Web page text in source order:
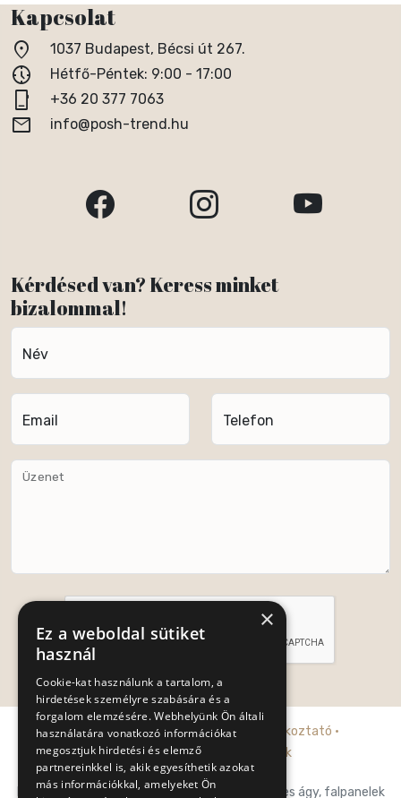
Kapcsolat
location_on 1037 Budapest, Bécsi út 267.
nest_clock_farsight_analog Hétfő-Péntek: 9:00 - 17:00
phone_iphone +36 20 377 7063
email info@posh-trend.hu
Kérdésed van? Keress minket
bizalommal!
Név
Email Telefon
Üzenet
Küldés
Adatkezelési tájékoztató·Cookie tájékoztató ·
Általános szerződési feltételek
Posh-Trend Kft. prémium franciaágy, falpaneles ágy, falpanelek
×
Ez a weboldal sütiket
használ
Cookie-kat használunk a tartalom, a
hirdetések személyre szabására és a
forgalom elemzésére. Webhelyünk Ön általi
használatára vonatkozó információkat
megosztjuk hirdetési és elemző
partnereinkkel is, akik egyesíthetik azokat
más információkkal, amelyeket Ön